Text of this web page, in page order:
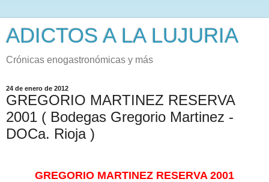
ADICTOS A LA LUJURIA
Crónicas enogastronómicas y más
24 de enero de 2012
GREGORIO MARTINEZ RESERVA
2001 ( Bodegas Gregorio Martinez -
DOCa. Rioja )
GREGORIO MARTINEZ RESERVA 2001